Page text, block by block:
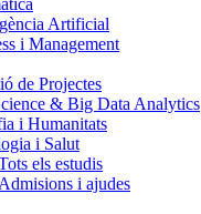
Artificial
i Management
de Projectes
& Big Data Analytics
i Humanitats
i Salut
els estudis
Admisions i ajudes